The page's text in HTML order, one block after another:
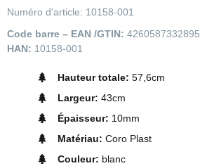
Numéro d'article: 10158-001
Code barre – EAN /GTIN: 4260587332895
HAN: 10158-001
Hauteur totale: 57,6cm
Largeur: 43cm
Épaisseur: 10mm
Matériau: Coro Plast
Couleur: blanc